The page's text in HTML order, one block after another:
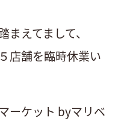
まえてまして、
店舗を臨時休業い
ーケット byマリベ